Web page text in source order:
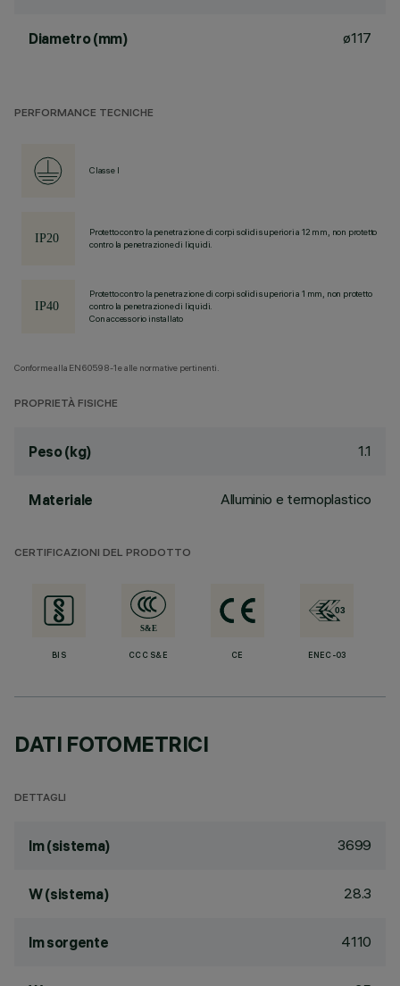
Diametro (mm) ø117
PERFORMANCE TECNICHE
Classe I
Protetto contro la penetrazione di corpi solidi superiori a 12 mm, non protetto
contro la penetrazione di liquidi.
Protetto contro la penetrazione di corpi solidi superiori a 1 mm, non protetto
contro la penetrazione di liquidi.
Con accessorio installato
Conforme alla EN60598-1 e alle normative pertinenti.
PROPRIETÀ FISICHE
Peso (kg) 1.1
Materiale Alluminio e termoplastico
CERTIFICAZIONI DEL PRODOTTO
BIS CCC S&E CE ENEC-03
DATI FOTOMETRICI
DETTAGLI
lm (sistema) 3699
W (sistema) 28.3
lm sorgente 4110